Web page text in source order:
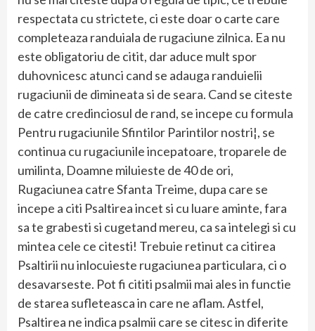
respectata cu strictete, ci este doar o carte care
completeaza randuiala de rugaciune zilnica. Ea nu
este obligatoriu de citit, dar aduce mult spor
duhovnicesc atunci cand se adauga randuielii
rugaciunii de dimineata si de seara. Cand se citeste
de catre credinciosul de rand, se incepe cu formula
Pentru rugaciunile Sfintilor Parintilor nostri¦, se
continua cu rugaciunile incepatoare, troparele de
umilinta, Doamne miluieste de 40 de ori,
Rugaciunea catre Sfanta Treime, dupa care se
incepe a citi Psaltirea incet si cu luare aminte, fara
sa te grabesti si cugetand mereu, ca sa intelegi si cu
mintea cele ce citesti! Trebuie retinut ca citirea
Psaltirii nu inlocuieste rugaciunea particulara, ci o
desavarseste. Pot fi cititi psalmii mai ales in functie
de starea sufleteasca in care ne aflam. Astfel,
Psaltirea ne indica psalmii care se citesc in diferite